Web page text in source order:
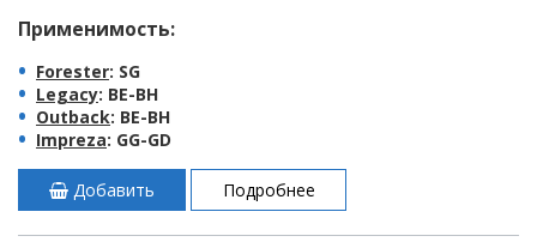
Применимость:
Forester: SG
Legacy: BE-BH
Outback: BE-BH
Impreza: GG-GD
Добавить Подробнее